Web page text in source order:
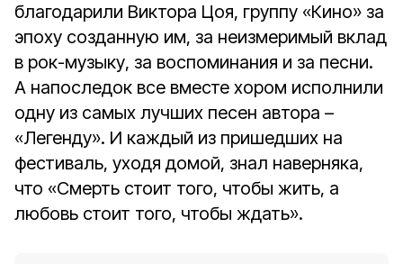
благодарили Виктора Цоя, группу «Кино» за
эпоху созданную им, за неизмеримый вклад
в рок-музыку, за воспоминания и за песни.
А напоследок все вместе хором исполнили
одну из самых лучших песен автора –
«Легенду». И каждый из пришедших на
фестиваль, уходя домой, знал наверняка,
что «Смерть стоит того, чтобы жить, а
любовь стоит того, чтобы ждать».